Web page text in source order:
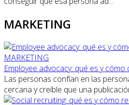
MARKETING
MARKETING
Employee advocacy: qué es y
Las personas confían en las
cercana y creíble que una